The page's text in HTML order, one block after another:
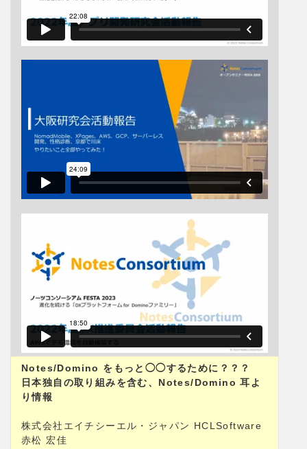
Notes/Domino をもっと◯◯するために？？？
日本独自の取り組みを含む、Notes/Domino 耳よ
り情報
株式会社エイチシーエル・ジャパン HCLSoftware
赤松 宏佳